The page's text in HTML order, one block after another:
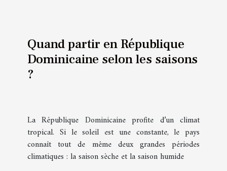
Quand partir en République
Dominicaine selon les saisons
?
La République Dominicaine profite d’un climat
tropical. Si le soleil est une constante, le pays
connaît tout de même deux grandes périodes
climatiques : la saison sèche et la saison humide